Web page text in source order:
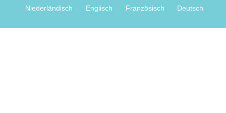
Niederländisch Englisch Französisch Deutsch